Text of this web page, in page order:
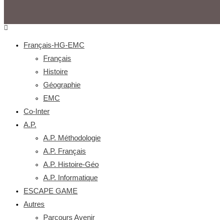
Français-HG-EMC
Français
Histoire
Géographie
EMC
Co-Inter
A.P.
A.P. Méthodologie
A.P. Français
A.P. Histoire-Géo
A.P. Informatique
ESCAPE GAME
Autres
Parcours Avenir